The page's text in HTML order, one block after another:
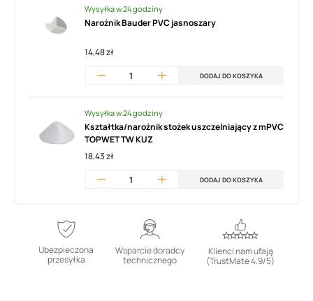
Wysyłka w 24 godziny
Narożnik Bauder PVC jasnoszary
14,48 zł
DODAJ DO KOSZYKA
Wysyłka w 24 godziny
Kształtka/narożnik stożek uszczelniający z mPVC
TOPWET TW KUZ
18,43 zł
DODAJ DO KOSZYKA
Ubezpieczona
przesyłka
Wsparcie doradcy
technicznego
Klienci nam ufają
(TrustMate 4.9/5)